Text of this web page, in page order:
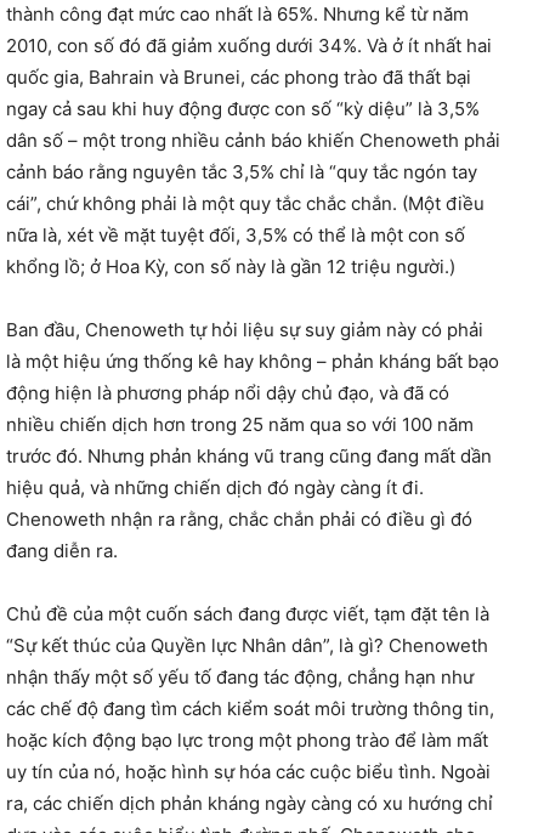
thành công đạt mức cao nhất là 65%. Nhưng kể từ năm
2010, con số đó đã giảm xuống dưới 34%. Và ở ít nhất hai
quốc gia, Bahrain và Brunei, các phong trào đã thất bại
ngay cả sau khi huy động được con số “kỳ diệu” là 3,5%
dân số – một trong nhiều cảnh báo khiến Chenoweth phải
cảnh báo rằng nguyên tắc 3,5% chỉ là “quy tắc ngón tay
cái”, chứ không phải là một quy tắc chắc chắn. (Một điều
nữa là, xét về mặt tuyệt đối, 3,5% có thể là một con số
khổng lồ; ở Hoa Kỳ, con số này là gần 12 triệu người.)
Ban đầu, Chenoweth tự hỏi liệu sự suy giảm này có phải
là một hiệu ứng thống kê hay không – phản kháng bất bạo
động hiện là phương pháp nổi dậy chủ đạo, và đã có
nhiều chiến dịch hơn trong 25 năm qua so với 100 năm
trước đó. Nhưng phản kháng vũ trang cũng đang mất dần
hiệu quả, và những chiến dịch đó ngày càng ít đi.
Chenoweth nhận ra rằng, chắc chắn phải có điều gì đó
đang diễn ra.
Chủ đề của một cuốn sách đang được viết, tạm đặt tên là
“Sự kết thúc của Quyền lực Nhân dân”, là gì? Chenoweth
nhận thấy một số yếu tố đang tác động, chẳng hạn như
các chế độ đang tìm cách kiểm soát môi trường thông tin,
hoặc kích động bạo lực trong một phong trào để làm mất
uy tín của nó, hoặc hình sự hóa các cuộc biểu tình. Ngoài
ra, các chiến dịch phản kháng ngày càng có xu hướng chỉ